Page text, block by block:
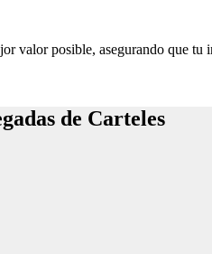
valor posible, asegurando que tu
de Carteles